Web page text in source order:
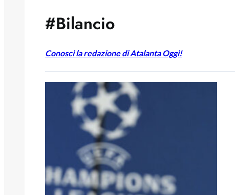
#Bilancio
Conosci la redazione di Atalanta Oggi!